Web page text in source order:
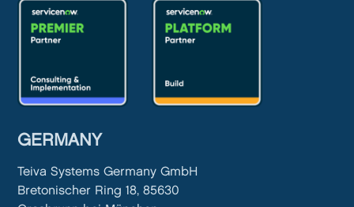
GERMANY
Teiva Systems Germany GmbH
Bretonischer Ring 18, 85630